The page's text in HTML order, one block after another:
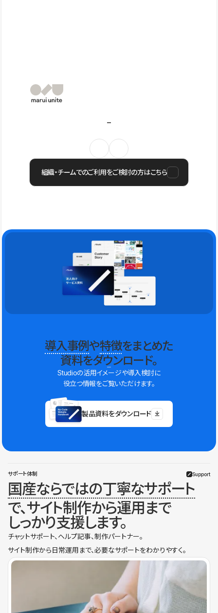
組織・チームでのご利用をご検討の方はこちら
導入事例や特徴をまとめた
資料をダウンロード。
Studioの活用イメージや導入検討に
役立つ情報をご覧いただけます。
製品資料をダウンロード
サポート体制 Support
国産ならではの丁寧なサポート
で、サイト制作から運用まで
しっかり支援します。
チャットサポート、ヘルプ記事、制作パートナー。
サイト制作から日常運用まで、必要なサポートをわかりやすく。